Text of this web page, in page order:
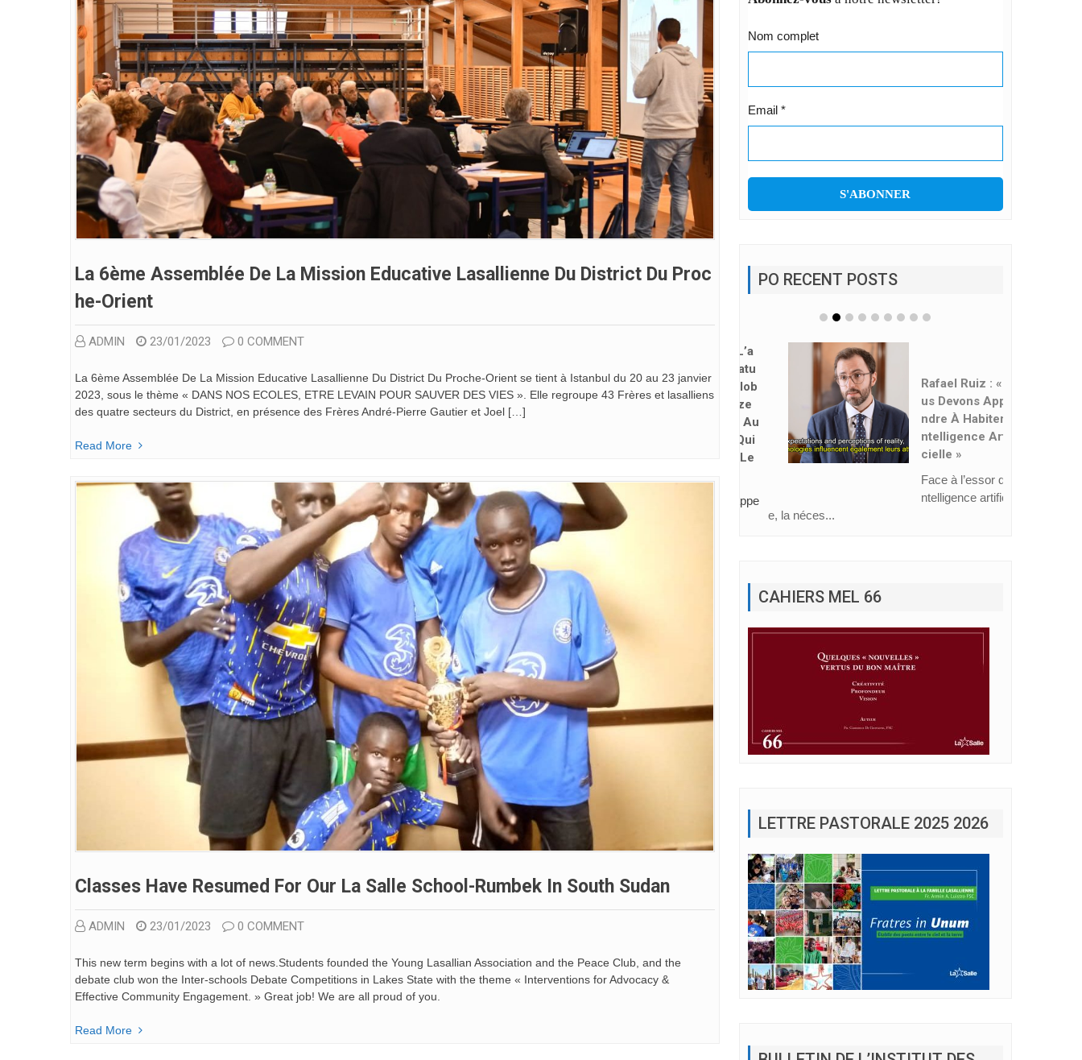
La 6ème Assemblée De La Mission Educative Lasallienne Du District Du Proc
He-Orient
ADMIN 23/01/2023 0 COMMENT
La 6ème Assemblée De La Mission Educative Lasallienne Du District Du Proche-Orient se tient à Istanbul du 20 au 23 janvier
2023, sous le thème « DANS NOS ECOLES, ETRE LEVAIN POUR SAUVER DES VIES ». Elle regroupe 43 Frères et lasalliens
des quatre secteurs du District, en présence des Frères André-Pierre Gautier et Joel […]
Read More
Classes Have Resumed For Our La Salle School-Rumbek In South Sudan
ADMIN 23/01/2023 0 COMMENT
This new term begins with a lot of news.Students founded the Young Lasallian Association and the Peace Club, and the
debate club won the Inter-schools Debate Competitions in Lakes State with the theme « Interventions for Advocacy &
Effective Community Engagement. » Great job! We are all proud of you.
Read More
Nom complet
Email *
PO RECENT POSTS
Ndre À Habiter L’i
Ntelligence Artifi
Cielle »
Face à l’essor de l’i
ntelligence artificiell
FRÈRES DES ÉCOLES